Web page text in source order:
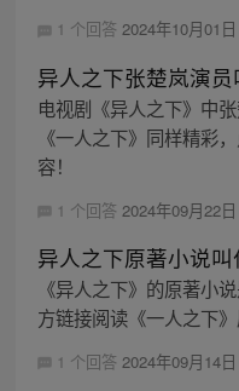
1 个回答 2024年10月01
异人之下张楚岚演
电视剧《异人之下》中
《一人之下》同样精彩
容！
1 个回答 2024年09月22
异人之下原著小说
《异人之下》的原著小
方链接阅读《一人之下》
1 个回答 2024年09月14